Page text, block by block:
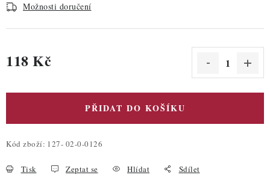
Hodnocení obchodu
Podmínky ochrany osobních údajů
Možnosti doručení
118 Kč
PŘIDAT DO KOŠÍKU
Kód zboží: 127- 02-0-0126
Tisk Zeptat se Hlídat Sdílet